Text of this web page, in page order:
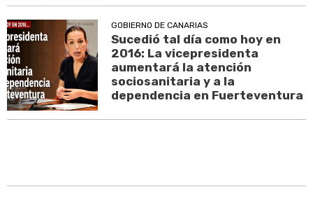
GOBIERNO DE CANARIAS
Sucedió tal día como hoy en
2016: La vicepresidenta
aumentará la atención
sociosanitaria y a la
dependencia en Fuerteventura